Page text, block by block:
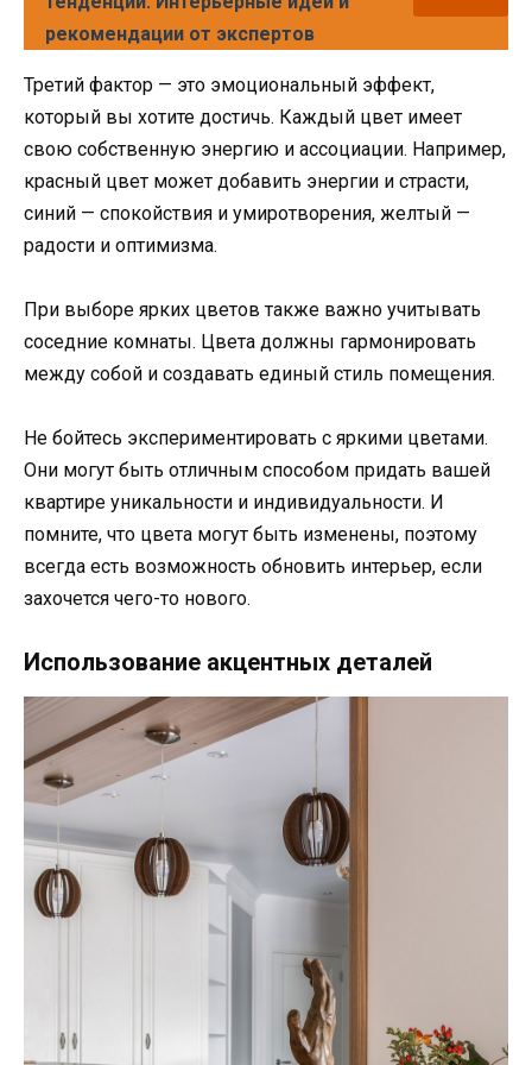
рекомендации от экспертов
Третий фактор — это эмоциональный эффект,
который вы хотите достичь. Каждый цвет имеет
свою собственную энергию и ассоциации. Например,
красный цвет может добавить энергии и страсти,
синий — спокойствия и умиротворения, желтый —
радости и оптимизма.
При выборе ярких цветов также важно учитывать
соседние комнаты. Цвета должны гармонировать
между собой и создавать единый стиль помещения.
Не бойтесь экспериментировать с яркими цветами.
Они могут быть отличным способом придать вашей
квартире уникальности и индивидуальности. И
помните, что цвета могут быть изменены, поэтому
всегда есть возможность обновить интерьер, если
захочется чего-то нового.
Использование акцентных деталей